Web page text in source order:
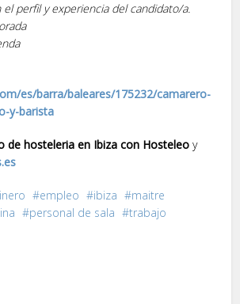
el perfil y experiencia del candidato/a.
es/barra/baleares/175232/camarero-
y-barista
de hosteleria en Ibiza con Hosteleo y
empleo ibiza
maitre
personal de sala trabajo